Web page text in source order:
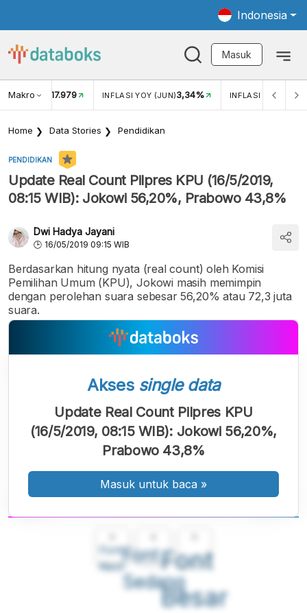
Indonesia
Masuk
Makro
USD/IDR 17.979 INFLASI YOY (JUN)3,34% INFLASI MOM
Home Data Stories Pendidikan
PENDIDIKAN
Update Real Count Pilpres KPU (16/5/2019,
08:15 WIB): Jokowi 56,20%, Prabowo 43,8%
Dwi Hadya Jayani
16/05/2019 09:15 WIB
Berdasarkan hitung nyata (real count) oleh Komisi
Pemilihan Umum (KPU), Jokowi masih memimpin
dengan perolehan suara sebesar 56,20% atau 72,3 juta
suara.
Font
Kecil
Font
Sedang
Font
Besar
Akses single data
Update Real Count Pilpres KPU
(16/5/2019, 08:15 WIB): Jokowi 56,20%,
Prabowo 43,8%
Masuk untuk baca »